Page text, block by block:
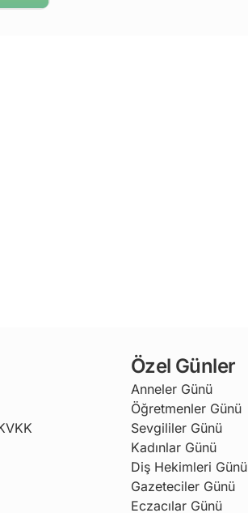
Özel Günler
Anneler Günü
Öğretmenler Günü
Sevgililer Günü
Kadınlar Günü
Diş Hekimleri Günü
Gazeteciler Günü
Eczacılar Günü